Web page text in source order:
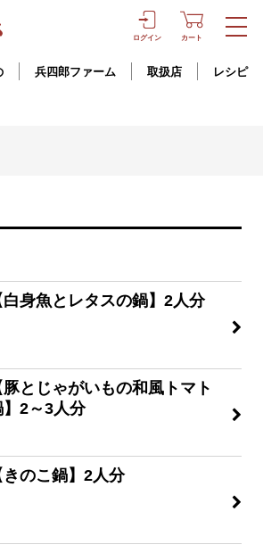
ログイン カート
兵四郎ファーム 取扱店 レシピ
白身魚とレタスの鍋】2人分
豚とじゃがいもの和風トマト
】2～3人分
きのこ鍋】2人分